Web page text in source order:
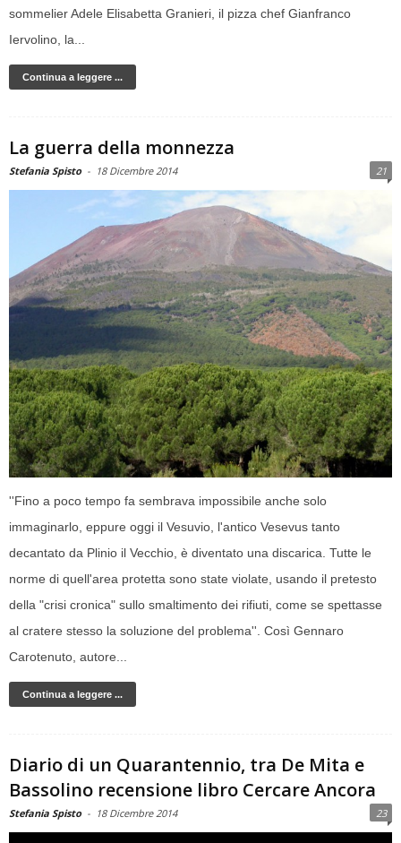
sommelier Adele Elisabetta Granieri, il pizza chef Gianfranco
Iervolino, la...
Continua a leggere ...
La guerra della monnezza
Stefania Spisto - 18 Dicembre 2014 21
''Fino a poco tempo fa sembrava impossibile anche solo
immaginarlo, eppure oggi il Vesuvio, l'antico Vesevus tanto
decantato da Plinio il Vecchio, è diventato una discarica. Tutte le
norme di quell'area protetta sono state violate, usando il pretesto
della "crisi cronica" sullo smaltimento dei rifiuti, come se spettasse
al cratere stesso la soluzione del problema''. Così Gennaro
Carotenuto, autore...
Continua a leggere ...
Diario di un Quarantennio, tra De Mita e
Bassolino recensione libro Cercare Ancora
Stefania Spisto - 18 Dicembre 2014 23